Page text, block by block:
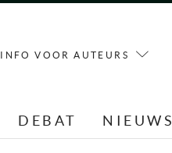
INFO VOOR AUTEURS
DEBAT NIEUWS